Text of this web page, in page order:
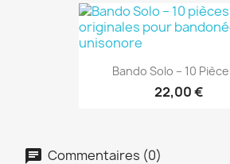
Bando Solo – 10
22,00 €
Commentaires (0)